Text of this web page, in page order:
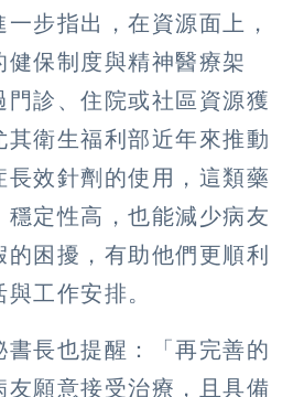
步指出，在資源面上，
健保制度與精神醫療架
門診、住院或社區資源獲
其衛生福利部近年來推動
長效針劑的使用，這類藥
穩定性高，也能減少病友
困擾，有助他們更順利
工作安排。
書長也提醒：「再完善的
友願意接受治療，且具備